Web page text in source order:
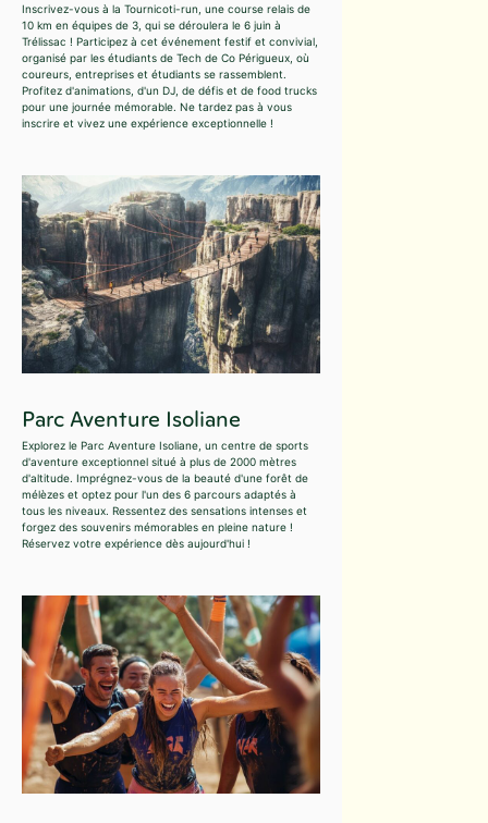
Inscrivez-vous à la Tournicoti-run, une course relais de
10 km en équipes de 3, qui se déroulera le 6 juin à
Trélissac ! Participez à cet événement festif et convivial,
organisé par les étudiants de Tech de Co Périgueux, où
coureurs, entreprises et étudiants se rassemblent.
Profitez d'animations, d'un DJ, de défis et de food trucks
pour une journée mémorable. Ne tardez pas à vous
inscrire et vivez une expérience exceptionnelle !
Parc Aventure Isoliane
Explorez le Parc Aventure Isoliane, un centre de sports
d'aventure exceptionnel situé à plus de 2000 mètres
d'altitude. Imprégnez-vous de la beauté d'une forêt de
mélèzes et optez pour l'un des 6 parcours adaptés à
tous les niveaux. Ressentez des sensations intenses et
forgez des souvenirs mémorables en pleine nature !
Réservez votre expérience dès aujourd'hui !